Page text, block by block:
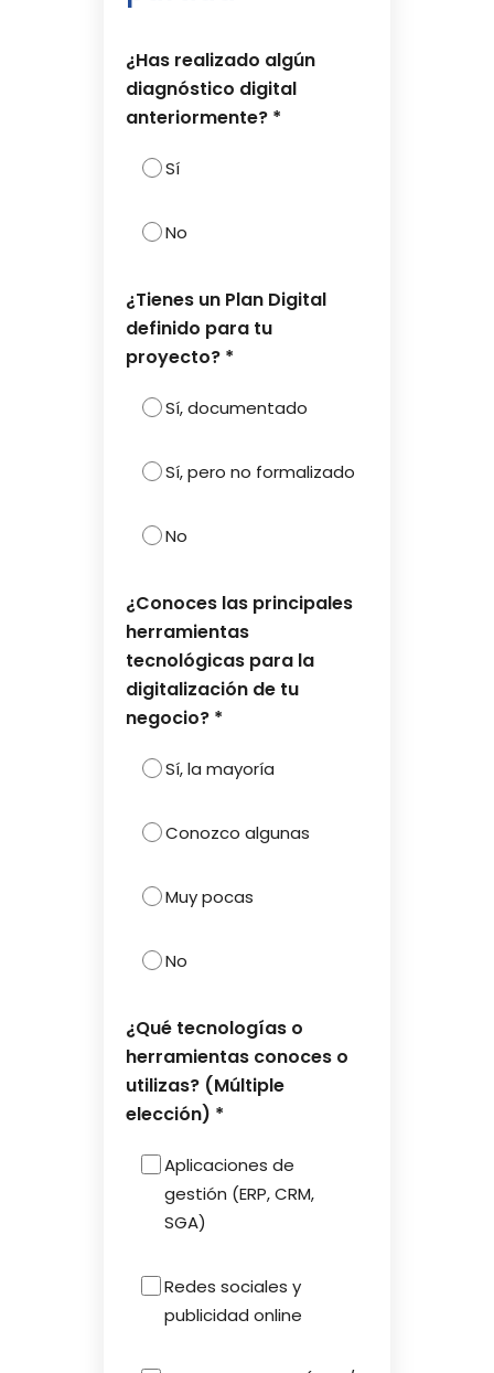
¿Has realizado algún
diagnóstico digital
anteriormente? *
Sí
No
¿Tienes un Plan Digital
definido para tu
proyecto? *
Sí, documentado
Sí, pero no formalizado
No
¿Conoces las principales
herramientas
tecnológicas para la
digitalización de tu
negocio? *
Sí, la mayoría
Conozco algunas
Muy pocas
No
¿Qué tecnologías o
herramientas conoces o
utilizas? (Múltiple
elección) *
Aplicaciones de
gestión (ERP, CRM,
SGA)
Redes sociales y
publicidad online